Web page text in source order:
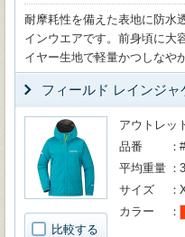
耐摩耗性を備えた表地に防水
インウエアです。前身頃に大
イヤー生地で軽量かつしなや
フィールド レインジャ
比較する
アウトレッ
品番
平均重量
サイズ
カラー